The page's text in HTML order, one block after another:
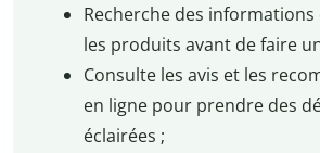
Recherche des
les produits avant de faire
Consulte les avis et les
en ligne pour prendre des
éclairées ;